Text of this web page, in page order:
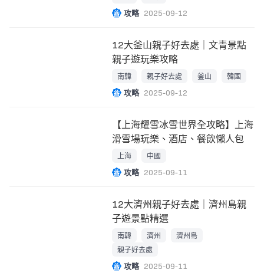
攻略 2025-09-12
12大釜山親子好去處｜文青景點
親子遊玩樂攻略
南韓 親子好去處 釜山 韓國
攻略 2025-09-12
【上海耀雪冰雪世界全攻略】上海
滑雪場玩樂、酒店、餐飲懶人包
上海 中國
攻略 2025-09-11
12大濟州親子好去處｜濟州島親
子遊景點精選
南韓 濟州
濟州島
親子好去處
攻略 2025-09-11